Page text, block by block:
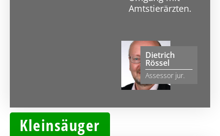
Amtstierärzten.
Dietrich
Rössel
Assessor jur.
Kleinsäuger